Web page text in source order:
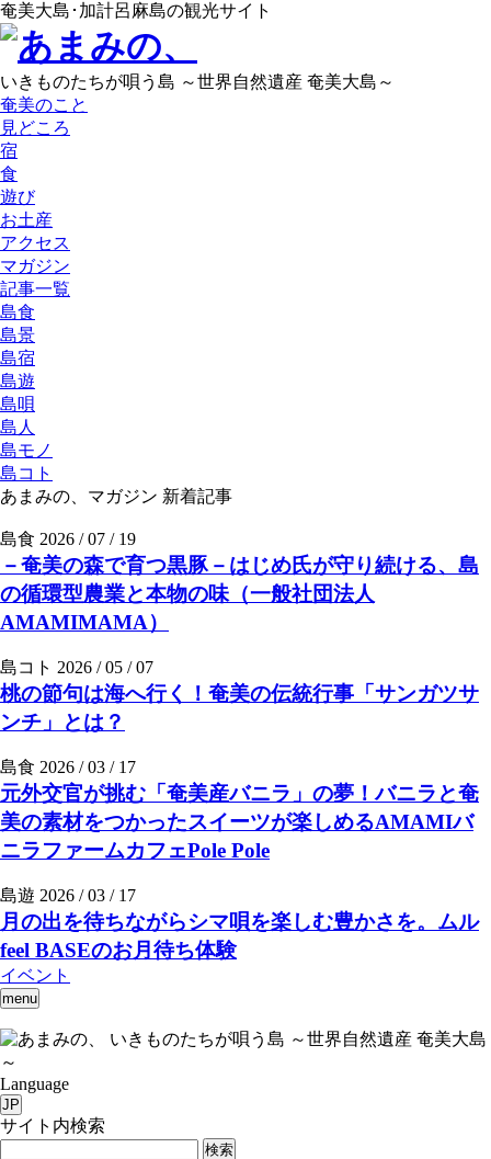
奄美大島･加計呂麻島の観光サイト
いきものたちが唄う島 ～世界自然遺産 奄美大島～
奄美のこと
見どころ
宿
食
遊び
お土産
アクセス
マガジン
記事一覧
島食
島景
島宿
島遊
島唄
島人
島モノ
島コト
あまみの、マガジン 新着記事
島食 2026 / 07 / 19
－奄美の森で育つ黒豚－はじめ氏が守り続ける、島
の循環型農業と本物の味（一般社団法人
AMAMIMAMA）
島コト 2026 / 05 / 07
桃の節句は海へ行く！奄美の伝統行事「サンガツサ
ンチ」とは？
島食 2026 / 03 / 17
元外交官が挑む「奄美産バニラ」の夢！バニラと奄
美の素材をつかったスイーツが楽しめるAMAMIバ
ニラファームカフェPole Pole
島遊 2026 / 03 / 17
月の出を待ちながらシマ唄を楽しむ豊かさを。ムル
feel BASEのお月待ち体験
イベント
menu
いきものたちが唄う島 ～世界自然遺産 奄美大島
～
Language
JP
サイト内検索
検索